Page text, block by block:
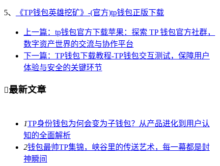
5、 《TP钱包英雄挖矿》-(官方)tp钱包正版下载
上一篇：tp钱包官方下载苹果：探索 TP 钱包官方社群，
数字资产世界的交流与协作平台
下一篇：TP钱包下载教程-TP钱包交互测试，保障用户
体验与安全的关键环节
最新文章
1TP身份钱包为何会变为子钱包？从产品进化到用户认
知的全面解析
2钱包最帅TP集锦，峡谷里的传送艺术，每一幕都是封
神瞬间